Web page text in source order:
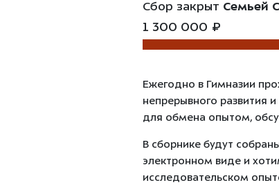
Сбор закрыт Семьей
1 300 000 ₽
Ежегодно в Гимназии
непрерывного развития
для обмена опытом,
В сборнике будут
электронном виде и
исследовательском